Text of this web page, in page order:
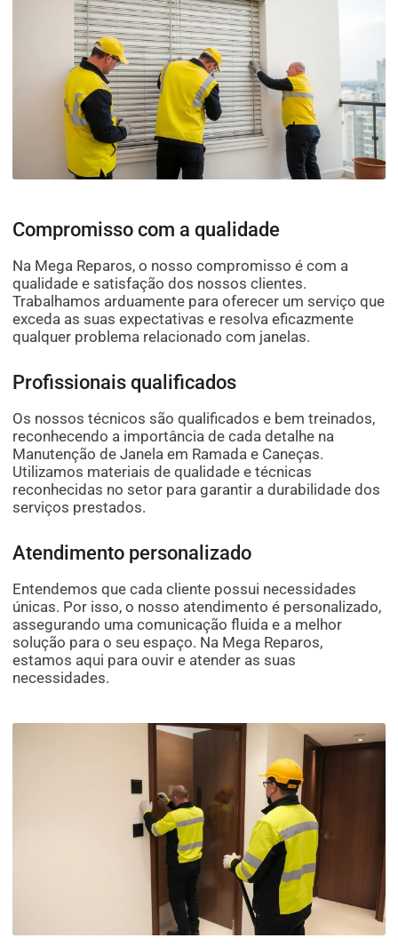
Compromisso com a qualidade
Na Mega Reparos, o nosso compromisso é com a
qualidade e satisfação dos nossos clientes.
Trabalhamos arduamente para oferecer um serviço que
exceda as suas expectativas e resolva eficazmente
qualquer problema relacionado com janelas.
Profissionais qualificados
Os nossos técnicos são qualificados e bem treinados,
reconhecendo a importância de cada detalhe na
Manutenção de Janela em Ramada e Caneças.
Utilizamos materiais de qualidade e técnicas
reconhecidas no setor para garantir a durabilidade dos
serviços prestados.
Atendimento personalizado
Entendemos que cada cliente possui necessidades
únicas. Por isso, o nosso atendimento é personalizado,
assegurando uma comunicação fluida e a melhor
solução para o seu espaço. Na Mega Reparos,
estamos aqui para ouvir e atender as suas
necessidades.